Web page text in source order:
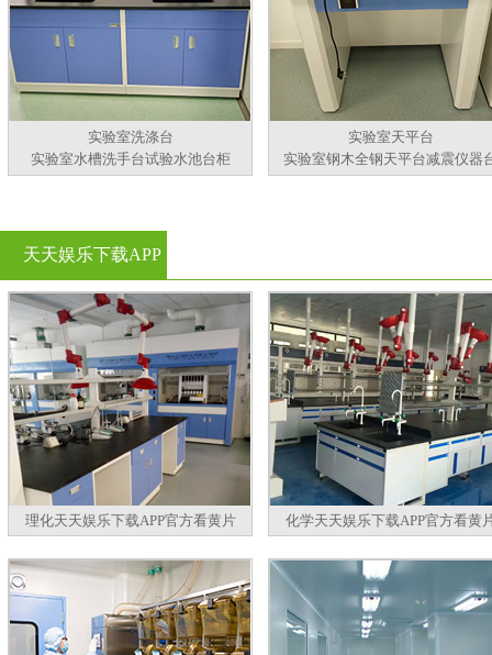
实验室洗涤台
实验室水槽洗手台试验水池台柜
实验室天平台
实验室钢木全钢天平台减震仪器
天天娱乐下载APP
官方看黄片
理化天天娱乐下载APP官方看黄片 化学天天娱乐下载APP官方看黄